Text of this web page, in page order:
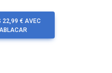
22,99 € AVEC